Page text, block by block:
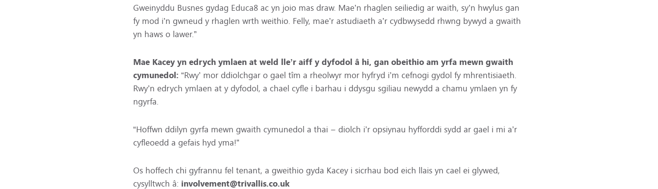
Gweinyddu Busnes gydag Educa8 ac yn joio mas draw. Mae’n rhaglen seiliedig ar waith, sy’n hwylus gan
fy mod i’n gwneud y rhaglen wrth weithio. Felly, mae’r astudiaeth a’r cydbwysedd rhwng bywyd a gwaith
yn haws o lawer.”
Mae Kacey yn edrych ymlaen at weld lle’r aiff y dyfodol â hi, gan obeithio am yrfa mewn gwaith
cymunedol:“Rwy’ mor ddiolchgar o gael tîm a rheolwyr mor hyfryd i’m cefnogi gydol fy mhrentisiaeth.
Rwy’n edrych ymlaen at y dyfodol, a chael cyfle i barhau i ddysgu sgiliau newydd a chamu ymlaen yn fy
ngyrfa.
“Hoffwn ddilyn gyrfa mewn gwaith cymunedol a thai – diolch i’r opsiynau hyfforddi sydd ar gael i mi a’r
cyfleoedd a gefais hyd yma!”
Os hoffech chi gyfrannu fel tenant, a gweithio gyda Kacey i sicrhau bod eich llais yn cael ei glywed,
cysylltwch â: involvement@trivallis.co.uk